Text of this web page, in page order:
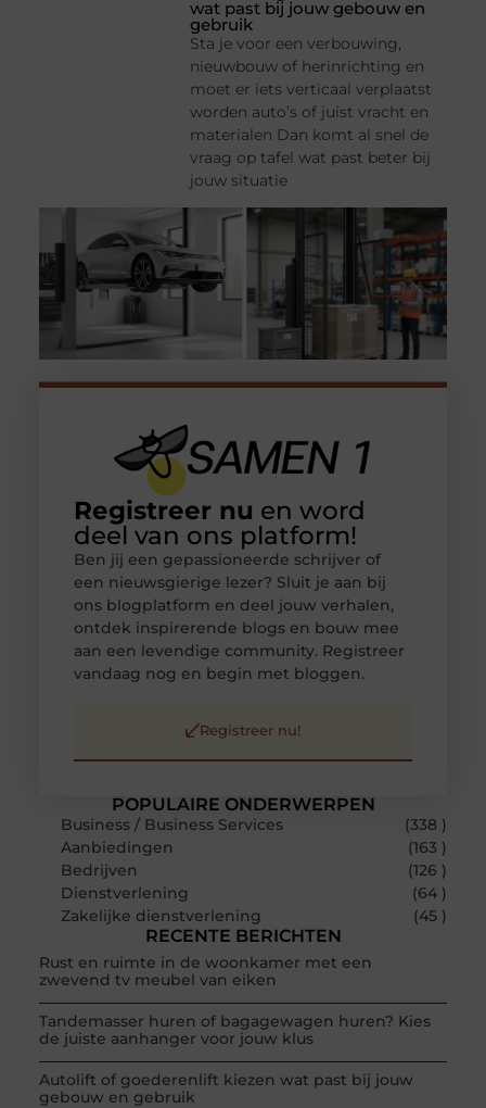
wat past bij jouw gebouw en
gebruik
Sta je voor een verbouwing,
nieuwbouw of herinrichting en
moet er iets verticaal verplaatst
worden auto’s of juist vracht en
materialen Dan komt al snel de
vraag op tafel wat past beter bij
jouw situatie
POPULAIRE ONDERWERPEN
Business / Business Services
(338 )
Aanbiedingen
(163 )
Bedrijven
(126 )
Dienstverlening
(64 )
Zakelijke dienstverlening
(45 )
RECENTE BERICHTEN
Rust en ruimte in de woonkamer met een
zwevend tv meubel van eiken
Tandemasser huren of bagagewagen huren? Kies
de juiste aanhanger voor jouw klus
Autolift of goederenlift kiezen wat past bij jouw
gebouw en gebruik
Registreer nu en word
deel van ons platform!
Ben jij een gepassioneerde schrijver of
een nieuwsgierige lezer? Sluit je aan bij
ons blogplatform en deel jouw verhalen,
ontdek inspirerende blogs en bouw mee
aan een levendige community. Registreer
vandaag nog en begin met bloggen.
Registreer nu!